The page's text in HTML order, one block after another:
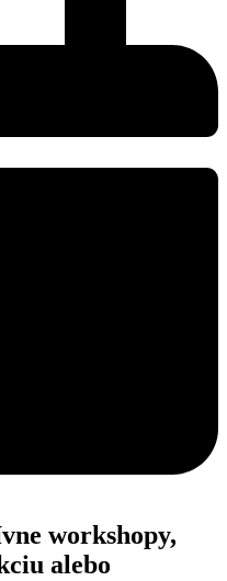
workshopy,
alebo